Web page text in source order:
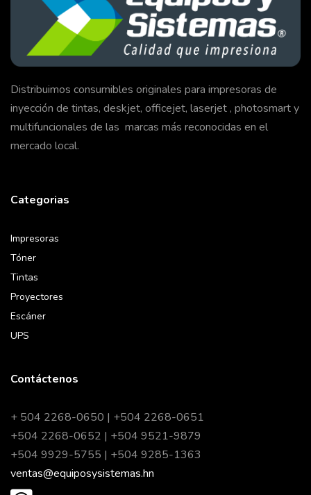
Distribuimos consumibles originales para impresoras de
inyección de tintas, deskjet, officejet, laserjet , photosmart y
multifuncionales de las marcas más reconocidas en el
mercado local.
Categorias
Impresoras
Tóner
Tintas
Proyectores
Escáner
UPS
Contáctenos
+ 504 2268-0650 | +504 2268-0651
+504 2268-0652 | +504 9521-9879
+504 9929-5755 | +504 9285-1363
ventas@equiposysistemas.hn